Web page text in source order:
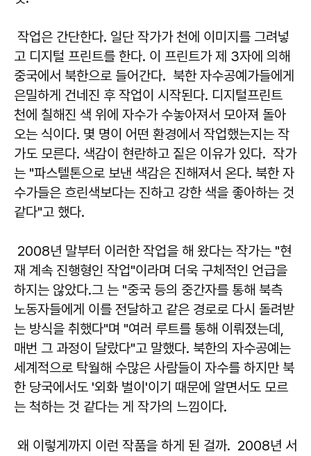
작업은 간단한다. 일단 작가가 천에 이미지를 그려넣
고 디지털 프린트를 한다. 이 프린트가 제 3자에 의해
중국에서 북한으로 들어간다. 북한 자수공예가들에게
은밀하게 건네진 후 작업이 시작된다. 디지털프린트
천에 칠해진 색 위에 자수가 수놓아져서 모아져 돌아
오는 식이다. 몇 명이 어떤 환경에서 작업했는지는 작
가도 모른다. 색감이 현란하고 짙은 이유가 있다. 작가
는 "파스텔톤으로 보낸 색감은 진해져서 온다. 북한 자
수가들은 흐린색보다는 진하고 강한 색을 좋아하는 것
같다"고 했다.
2008년 말부터 이러한 작업을 해 왔다는 작가는 "현
재 계속 진행형인 작업"이라며 더욱 구체적인 언급을
하지는 않았다.그 는 "중국 등의 중간자를 통해 북측
노동자들에게 이를 전달하고 같은 경로로 다시 돌려받
는 방식을 취했다"며 "여러 루트를 통해 이뤄졌는데,
매번 그 과정이 달랐다"고 말했다. 북한의 자수공예는
세계적으로 탁월해 수많은 사람들이 자수를 하지만 북
한 당국에서도 '외화 벌이'이기 때문에 알면서도 모르
는 척하는 것 같다는 게 작가의 느낌이다.
왜 이렇게까지 이런 작품을 하게 된 걸까. 2008년 서